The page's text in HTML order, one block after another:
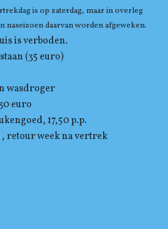
is op zaterdag, maar in overleg
naseizoen daarvan worden afgeweken.
is verboden.
(35 euro)
wasdroger
euro
17,50 p.p.
retour week na vertrek